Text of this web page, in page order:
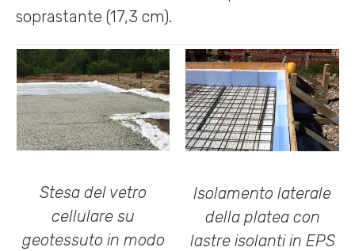
soprastante (17,3 cm).
Stesa del vetro
cellulare su
geotessuto in modo
Isolamento laterale
della platea con
lastre isolanti in EPS